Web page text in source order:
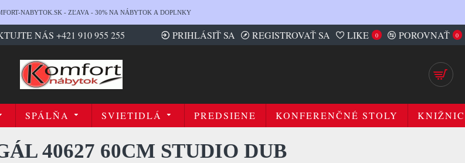
NABYTOK.SK - ZĽAVA - 30% NA NÁBYTOK A DOPLNKY
NÁS +421 910 955 255 PRIHLÁSIŤ SA REGISTROVAŤ SA LIKE 0 POROVNAŤ 0
SPÁLŇA SVIETIDLÁ PREDSIENE KONFERENČNÉ STOLY
40627 60CM STUDIO DUB